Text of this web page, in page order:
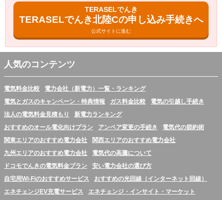
TERASELでんき
TERASELでんき北陸Cの申し込み手続きへ
公式サイトに進む
人気のコンテンツ
電気料金比較
電力会社（新電力）一覧・ランキング
電気とガスのキャンペーン・特典情報
ガス料金比較
電気の引越し手続き
法人の電気料金見積もり
新電力ランキング
おすすめのオール電化向けプラン
アンペア変更の手続き
電気代の節約術
関東エリアのおすすめ電力会社
関西エリアのおすすめ電力会社
九州エリアのおすすめ電力会社
電気代の高騰について
ドコモでんきの電気料金プラン
安い電力会社の選び方
自宅用Wi-Fiのおすすめサービス
おすすめの光回線（インターネット回線）
エネチェンジEV充電サービス
エネチェンジ・インサイト・マーケット